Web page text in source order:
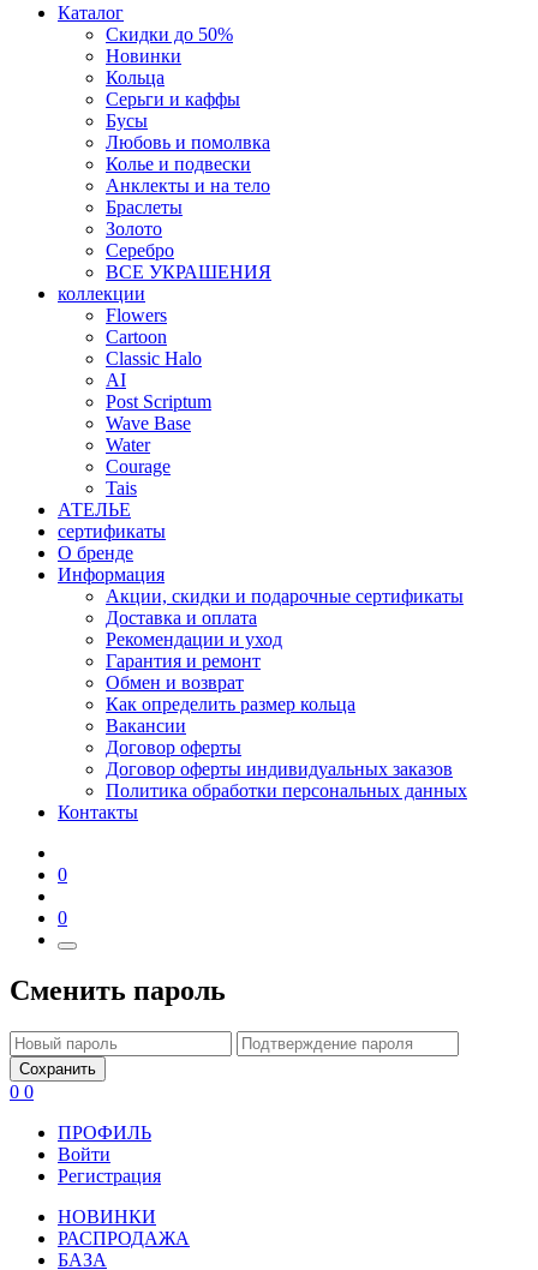
Каталог
Скидки до 50%
Новинки
Кольца
Серьги и каффы
Бусы
Любовь и помолвка
Колье и подвески
Анклекты и на тело
Браслеты
Золото
Серебро
ВСЕ УКРАШЕНИЯ
коллекции
Flowers
Cartoon
Classic Halo
AI
Post Scriptum
Wave Base
Water
Courage
Tais
АТЕЛЬЕ
сертификаты
О бренде
Информация
Акции, скидки и подарочные сертификаты
Доставка и оплата
Рекомендации и уход
Гарантия и ремонт
Обмен и возврат
Как определить размер кольца
Вакансии
Договор оферты
Договор оферты индивидуальных заказов
Политика обработки персональных данных
Контакты
0
0
Сменить пароль
Сохранить
0 0
ПРОФИЛЬ
Войти
Регистрация
НОВИНКИ
РАСПРОДАЖА
БАЗА